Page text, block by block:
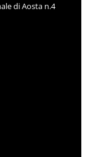
di Aosta n.4